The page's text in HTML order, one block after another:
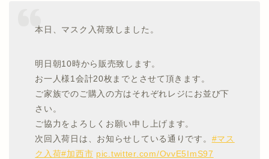
本日、マスク入荷致しました。
明日朝10時から販売致します。
お一人様1会計20枚までとさせて頂きます。
ご家族でのご購入の方はそれぞれレジにお並び下
さい。
ご協力をよろしくお願い申し上げます。
次回入荷日は、お知らせしている通りです。 #マス
ク入荷#加西市 pic.twitter.com/OvvE5ImS97